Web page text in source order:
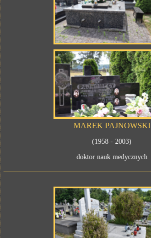
MAREK PAJNOWSKI
(1958 - 2003)
doktor nauk medycznych